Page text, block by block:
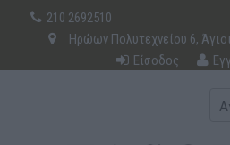
210 2692510
Ηρώων Πολυτεχνείου 6,
Είσοδος